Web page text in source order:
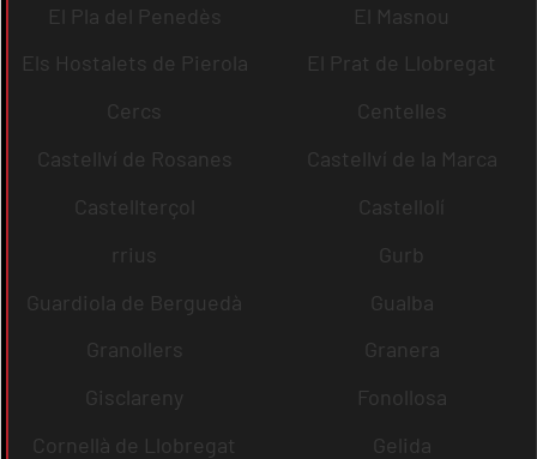
El Pla del Penedès
El Masnou
Els Hostalets de Pierola
El Prat de Llobregat
Cercs
Centelles
Castellví de Rosanes
Castellví de la Marca
Castellterçol
Castellolí
rrius
Gurb
Guardiola de Berguedà
Gualba
Granollers
Granera
Gisclareny
Fonollosa
Cornellà de Llobregat
Gelida